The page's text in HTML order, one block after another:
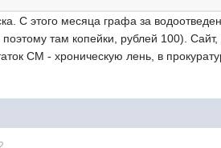
С этого месяца графа за
там копейки, рублей 100).
СМ - хроническую лень, в